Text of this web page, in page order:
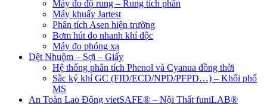
Máy đo độ rung – Rung tích phân
Máy khuấy Jartest
Phân tích Asen hiện trường
Bơm hút đo nhanh khí độc
Máy đo phóng xạ
Dệt Nhuộm – Sợi – Giấy
Hệ thống phân tích Phenol và Cyanua đồng thời
Sắc ký khí GC (FID/ECD/NPD/PFPD…) – Khối phổ
MS
An Toàn Lao Động vietSAFE® – Nội Thất funiLAB®